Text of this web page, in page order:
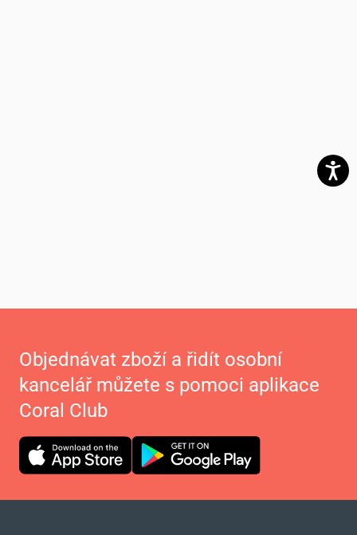
Objednávat zboží a řidít osobní
kancelář můžete s pomoci aplikace
Coral Club